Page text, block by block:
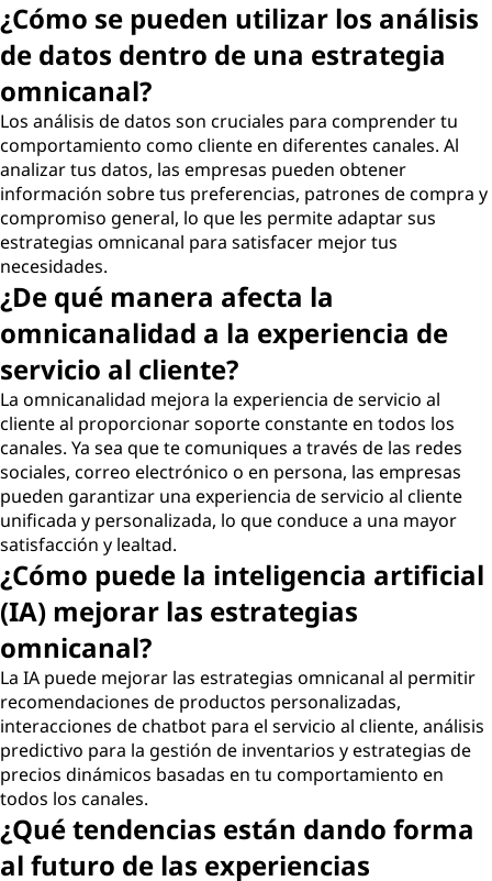
¿Cómo se pueden utilizar los análisis
de datos dentro de una estrategia
omnicanal?
Los análisis de datos son cruciales para comprender tu
comportamiento como cliente en diferentes canales. Al
analizar tus datos, las empresas pueden obtener
información sobre tus preferencias, patrones de compra y
compromiso general, lo que les permite adaptar sus
estrategias omnicanal para satisfacer mejor tus
necesidades.
¿De qué manera afecta la
omnicanalidad a la experiencia de
servicio al cliente?
La omnicanalidad mejora la experiencia de servicio al
cliente al proporcionar soporte constante en todos los
canales. Ya sea que te comuniques a través de las redes
sociales, correo electrónico o en persona, las empresas
pueden garantizar una experiencia de servicio al cliente
unificada y personalizada, lo que conduce a una mayor
satisfacción y lealtad.
¿Cómo puede la inteligencia artificial
(IA) mejorar las estrategias
omnicanal?
La IA puede mejorar las estrategias omnicanal al permitir
recomendaciones de productos personalizadas,
interacciones de chatbot para el servicio al cliente, análisis
predictivo para la gestión de inventarios y estrategias de
precios dinámicos basadas en tu comportamiento en
todos los canales.
¿Qué tendencias están dando forma
al futuro de las experiencias